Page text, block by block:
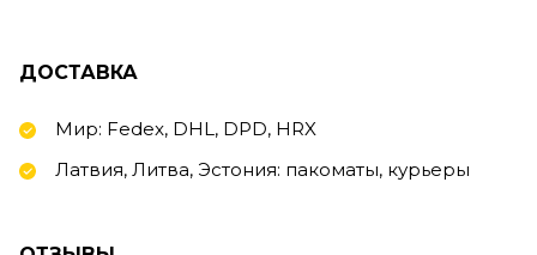
ДОСТАВКА
Мир: Fedex, DHL, DPD, HRX
Латвия, Литва, Эстония: пакоматы, курьеры